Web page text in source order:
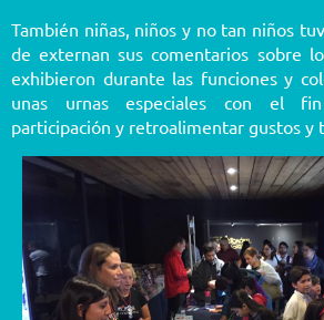
También niñas, niños y no tan niños
de externan sus comentarios sobre
exhibieron durante las funciones y
unas urnas especiales con el
participación y retroalimentar gustos y